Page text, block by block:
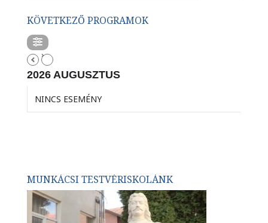
KÖVETKEZŐ PROGRAMOK
2026 AUGUSZTUS
NINCS ESEMÉNY
MUNKÁCSI TESTVÉRISKOLÁNK